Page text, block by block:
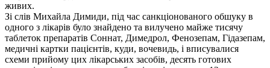
живих.
Зі слів Михайла Димиди, під час санкціонованого обшуку в
одного з лікарів було знайдено та вилучено майже тисячу
таблеток препаратів Соннат, Димедрол, Фенозепам, Гідазепам,
медичні картки пацієнтів, куди, вочевидь, і вписувалися
схеми прийому цих лікарських засобів, десять готових